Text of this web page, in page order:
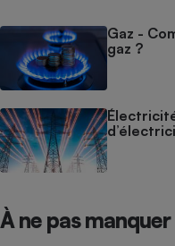
Gaz -
gaz ?
À ne pas manquer